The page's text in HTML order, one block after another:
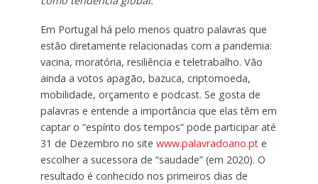
Em Portugal há pelo menos quatro palavras que
estão diretamente relacionadas com a pandemia:
vacina, moratória, resiliência e teletrabalho. Vão
ainda a votos apagão, bazuca, criptomoeda,
mobilidade, orçamento e podcast. Se gosta de
palavras e entende a importância que elas têm em
captar o “espírito dos tempos” pode participar até
31 de Dezembro no site www.palavradoano.pte
escolher a sucessora de “saudade” (em 2020). O
resultado é conhecido nos primeiros dias de